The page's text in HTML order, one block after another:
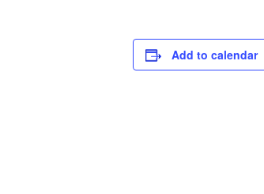
Add to calendar